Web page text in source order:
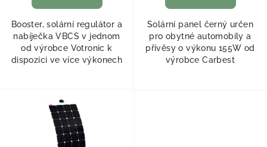
Booster, solární regulátor a
nabíječka VBCS v jednom
od výrobce Votronic k
dispozici ve více výkonech
Solární panel černý určen
pro obytné automobily a
přívěsy o výkonu 155W od
výrobce Carbest